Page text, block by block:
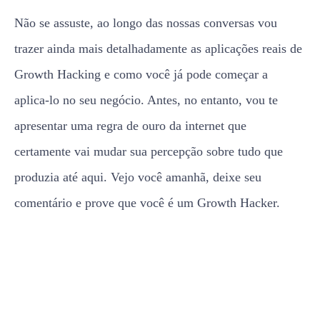
Não se assuste, ao longo das nossas conversas vou
trazer ainda mais detalhadamente as aplicações reais de
Growth Hacking e como você já pode começar a
aplica-lo no seu negócio. Antes, no entanto, vou te
apresentar uma regra de ouro da internet que
certamente vai mudar sua percepção sobre tudo que
produzia até aqui. Vejo você amanhã, deixe seu
comentário e prove que você é um Growth Hacker.